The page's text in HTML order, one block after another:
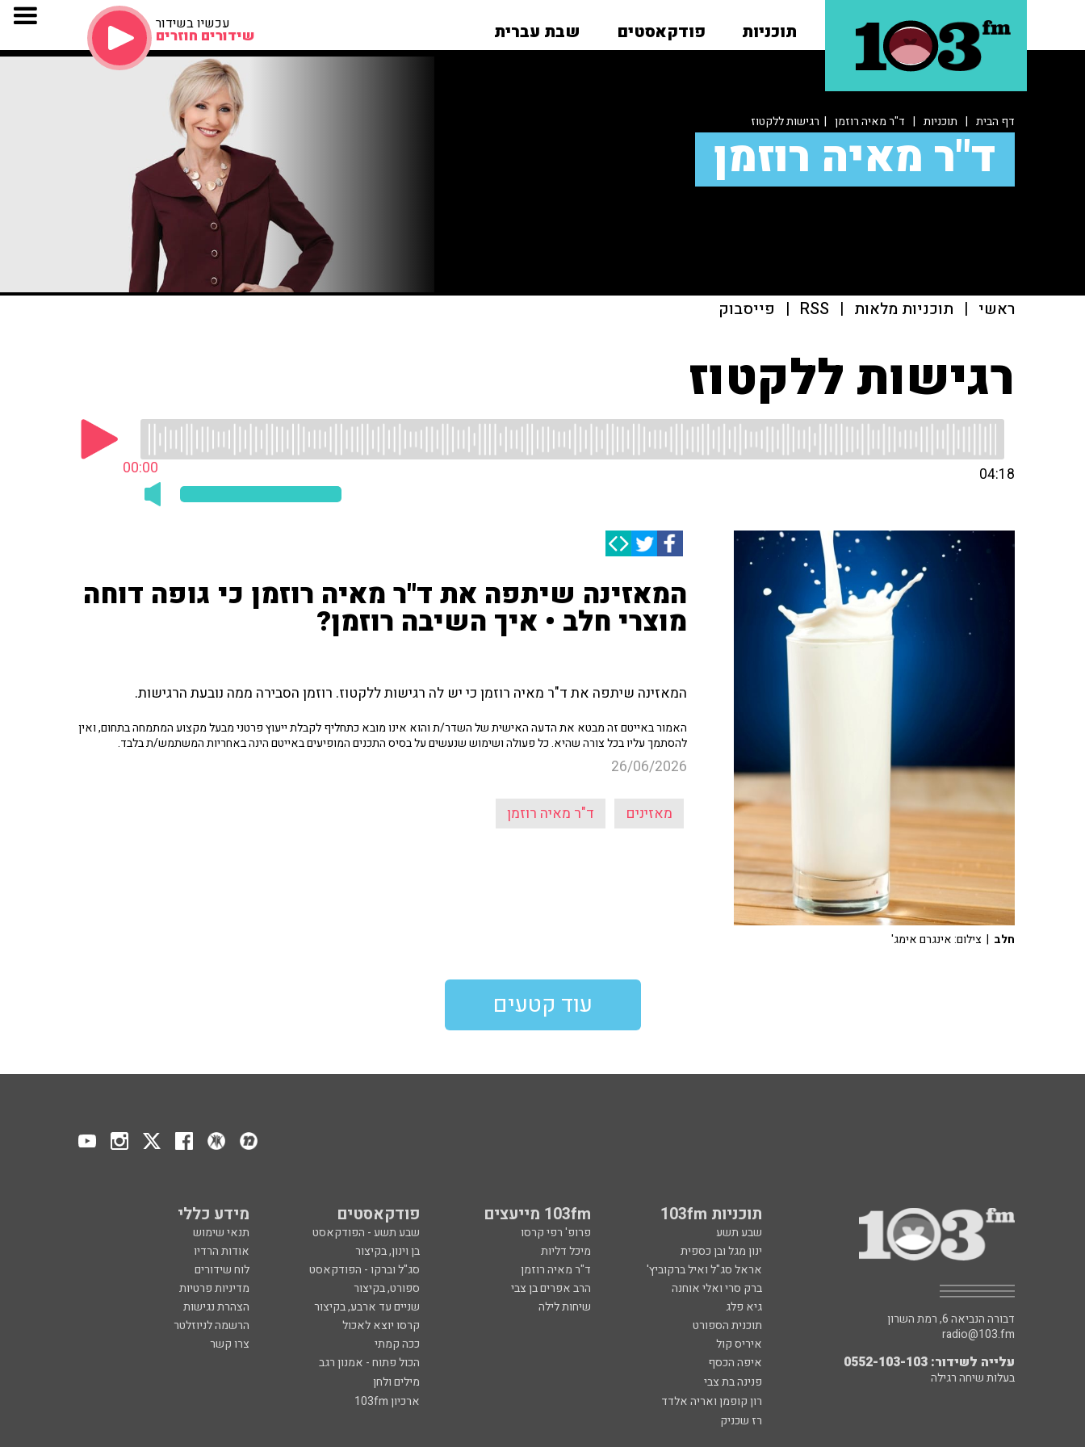
תוכניות פודקאסטים שבת עברית עכשיו בשידור
שידורים חוזרים
דף הבית | תוכניות | ד"ר מאיה רוזמן | רגישות ללקטוז
ד"ר מאיה רוזמן
ראשי | תוכניות מלאות |
RSS
| פייסבוק
רגישות ללקטוז
00:00 04:18
המאזינה שיתפה את ד"ר מאיה רוזמן כי גופה דוחה
מוצרי חלב • איך השיבה רוזמן?
המאזינה שיתפה את ד"ר מאיה רוזמן כי יש לה רגישות ללקטוז. רוזמן הסבירה ממה נובעת הרגישות.
האמור באייטם זה מבטא את הדעה האישית של השדר/ת והוא אינו מובא כתחליף לקבלת ייעוץ פרטני מבעל מקצוע המתמחה בתחום, ואין
להסתמך עליו בכל צורה שהיא. כל פעולה ושימוש שנעשים על בסיס התכנים המופיעים באייטם הינה באחריות המשתמש/ת בלבד.
26/06/2026
מאזינים ד"ר מאיה רוזמן
חלב | צילום: אינגרם אימג'
עוד קטעים
תוכניות 103fm 103fm מייעצים פודקאסטים מידע כללי
שבע תשע פרופ' רפי קרסו שבע תשע - הפודקאסט
תנאי שימוש
ינון מגל ובן כספית
מיכל דליות בן וינון, בקיצור
אודות הרדיו
אראל סג"ל ואיל ברקוביץ'
ד"ר מאיה רוזמן סג"ל וברקו - הפודקאסט
לוח שידורים
ברק סרי ואלי אוחנה
הרב אפרים בן צבי ספורט, בקיצור
מדיניות פרטיות
גיא פלג
שיחות לילה שניים עד ארבע, בקיצור
הצהרת נגישות
תוכנית הספורט
קרסו יוצא לאכול
הרשמה לניוזלטר
איריס קול
ככה קמתי
צרו קשר
איפה הכסף
הכול פתוח - אמנון רגב
פנינה בת צבי
מילים ולחן
רון קופמן ואריה אלדד
ארכיון 103fm
רז שכניק
דבורה הנביאה 6, רמת השרון
radio@103.fm
עלייה לשידור: 0552-103-103
בעלות שיחה רגילה